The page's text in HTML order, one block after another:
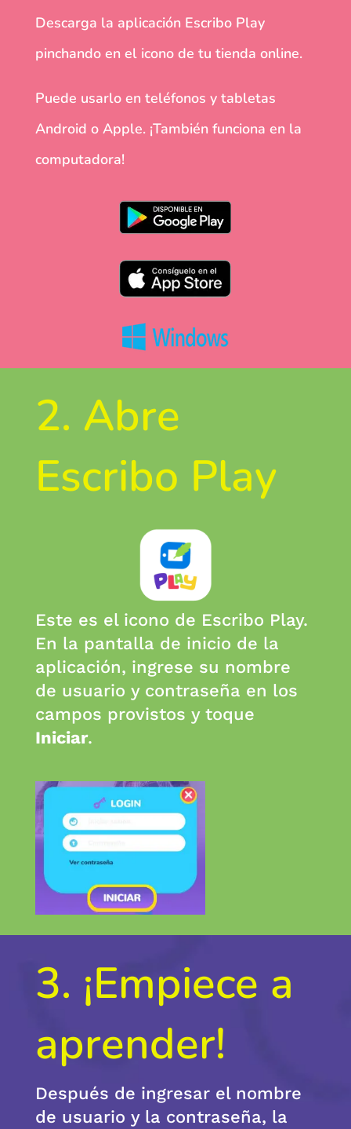
Descarga la aplicación Escribo Play
pinchando en el icono de tu tienda online.
Puede usarlo en teléfonos y tabletas
Android o Apple. ¡También funciona en la
computadora!
2. Abre
Escribo Play
Este es el icono de Escribo Play.
En la pantalla de inicio de la
aplicación, ingrese su nombre
de usuario y contraseña en los
campos provistos y toque
Iniciar.
3. ¡Empiece a
aprender!
Después de ingresar el nombre
de usuario y la contraseña, la